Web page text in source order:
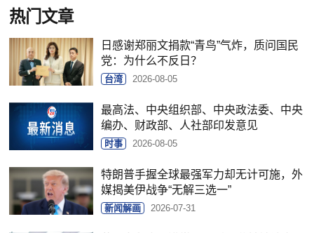
热门文章
日感谢郑丽文捐款“青鸟”气炸，质问国民
党：为什么不反日？
台湾 2026-08-05
最高法、中央组织部、中央政法委、中央
编办、财政部、人社部印发意见
时事 2026-08-05
特朗普手握全球最强军力却无计可施，外
媒揭美伊战争“无解三选一”
新闻解画 2026-07-31